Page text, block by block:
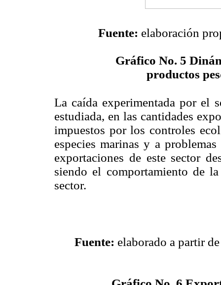
Fuente: elaboración
Gráfico No. 5
productos
La caída experimentada por el
estudiada, en las cantidades
impuestos por los controles
especies marinas y a
exportaciones de este sector
siendo el comportamiento de
sector.
Fuente: elaborado a partir